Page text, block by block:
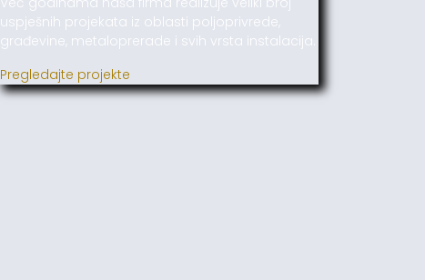
uspješnih projekata iz oblasti poljoprivrede,
građevine, metaloprerade i svih vrsta instalacija.
Pregledajte projekte